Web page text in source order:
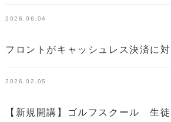
2026.06.04
フロントがキャッシュレス決済に対
2026.02.05
【新規開講】ゴルフスクール 生徒